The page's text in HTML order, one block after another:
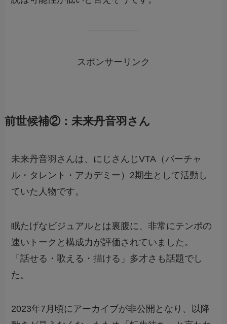
スポンサーリンク
前世候補②：未来丹音羽さん
未来丹音羽さんは、にじさんじVTA（バーチャ
ル・タレント・アカデミー）2期生として活動し
ていた人物です。
眠たげなビジュアルとは裏腹に、非常にテンポの
速いトークと構成力が評価されていました。
「話せる・歌える・描ける」多才さも話題でし
た。
2023年7月頃にアーカイブが非公開となり、以降